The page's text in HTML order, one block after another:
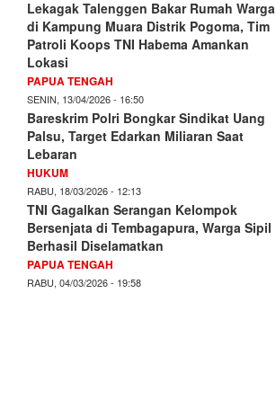
Lekagak Talenggen Bakar Rumah Warga
di Kampung Muara Distrik Pogoma, Tim
Patroli Koops TNI Habema Amankan
Lokasi
PAPUA TENGAH
SENIN, 13/04/2026 - 16:50
Bareskrim Polri Bongkar Sindikat Uang
Palsu, Target Edarkan Miliaran Saat
Lebaran
HUKUM
RABU, 18/03/2026 - 12:13
TNI Gagalkan Serangan Kelompok
Bersenjata di Tembagapura, Warga Sipil
Berhasil Diselamatkan
PAPUA TENGAH
RABU, 04/03/2026 - 19:58